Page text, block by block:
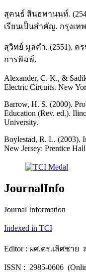
สุคนธ์ สินธพานนท์.
เรียนเป็นสำคัญ. กรุงเ
สุวิทย์ มูลคํา. (2551). ค
การพิมพ์.
Alexander, C. K., &
Electric Circuits. New
Barrow, H. S. (2000).
Education (Rev. ed.).
University.
Boylestad, R. L. (2003).
New Jersey: Prentice
JournalInfo
Journal Information
Indexed in TCI
Editor : ผศ.ดร.เลิศชาย
ISSN : 2985-0606